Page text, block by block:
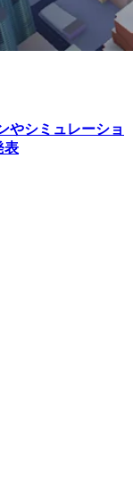
やシミュレーショ
表